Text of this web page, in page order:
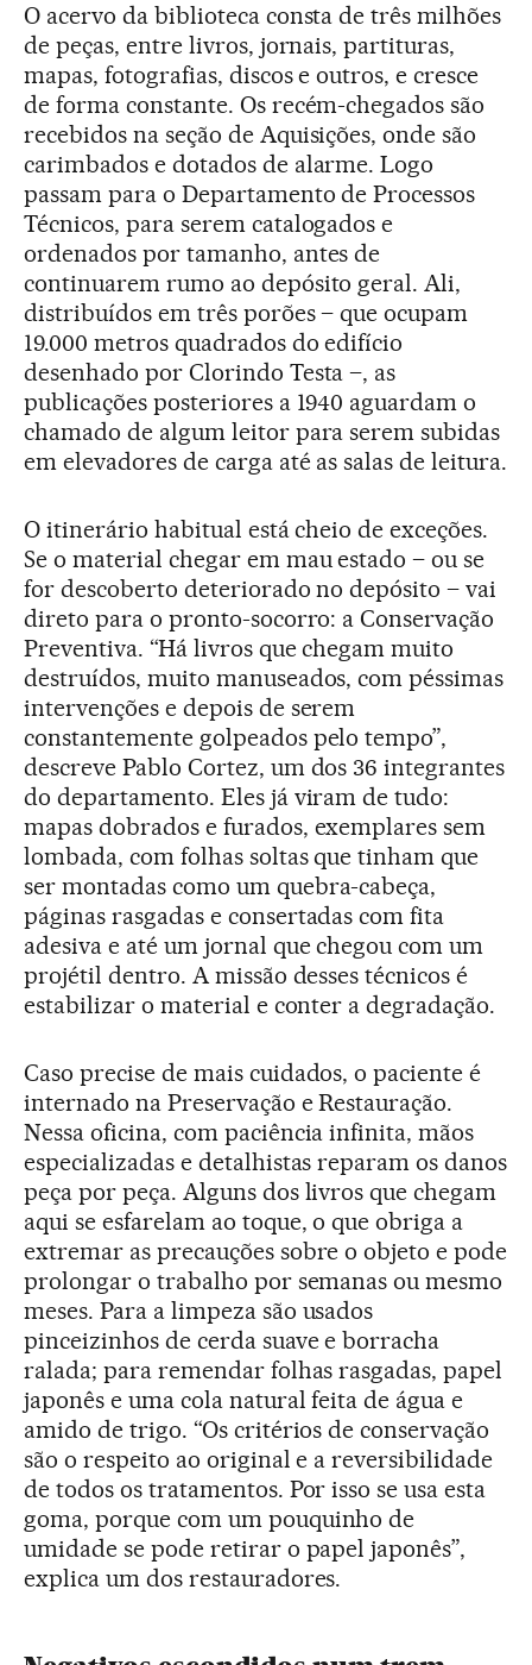
O acervo da biblioteca consta de três milhões
de peças, entre livros, jornais, partituras,
mapas, fotografias, discos e outros, e cresce
de forma constante. Os recém-chegados são
recebidos na seção de Aquisições, onde são
carimbados e dotados de alarme. Logo
passam para o Departamento de Processos
Técnicos, para serem catalogados e
ordenados por tamanho, antes de
continuarem rumo ao depósito geral. Ali,
distribuídos em três porões – que ocupam
19.000 metros quadrados do edifício
desenhado por Clorindo Testa –, as
publicações posteriores a 1940 aguardam o
chamado de algum leitor para serem subidas
em elevadores de carga até as salas de leitura.
O itinerário habitual está cheio de exceções.
Se o material chegar em mau estado – ou se
for descoberto deteriorado no depósito – vai
direto para o pronto-socorro: a Conservação
Preventiva. “Há livros que chegam muito
destruídos, muito manuseados, com péssimas
intervenções e depois de serem
constantemente golpeados pelo tempo”,
descreve Pablo Cortez, um dos 36 integrantes
do departamento. Eles já viram de tudo:
mapas dobrados e furados, exemplares sem
lombada, com folhas soltas que tinham que
ser montadas como um quebra-cabeça,
páginas rasgadas e consertadas com fita
adesiva e até um jornal que chegou com um
projétil dentro. A missão desses técnicos é
estabilizar o material e conter a degradação.
Caso precise de mais cuidados, o paciente é
internado na Preservação e Restauração.
Nessa oficina, com paciência infinita, mãos
especializadas e detalhistas reparam os danos
peça por peça. Alguns dos livros que chegam
aqui se esfarelam ao toque, o que obriga a
extremar as precauções sobre o objeto e pode
prolongar o trabalho por semanas ou mesmo
meses. Para a limpeza são usados
pinceizinhos de cerda suave e borracha
ralada; para remendar folhas rasgadas, papel
japonês e uma cola natural feita de água e
amido de trigo. “Os critérios de conservação
são o respeito ao original e a reversibilidade
de todos os tratamentos. Por isso se usa esta
goma, porque com um pouquinho de
umidade se pode retirar o papel japonês”,
explica um dos restauradores.